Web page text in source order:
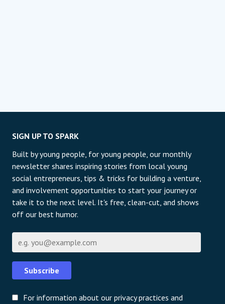
SIGN UP TO SPARK
Built by young people, for young people, our monthly
newsletter shares inspiring stories from local young
social entrepreneurs, tips & tricks for building a venture,
and involvement opportunities to start your journey or
take it to the next level. It's free, clean-cut, and shows
off our best humor.
Subscribe
For information about our privacy practices and